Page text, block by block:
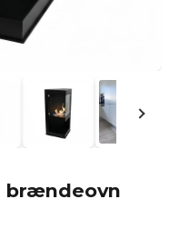
brændeovn